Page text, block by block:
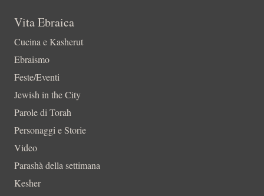
Vita Ebraica
Cucina e Kasherut
Ebraismo
Feste/Eventi
Jewish in the City
Parole di Torah
Personaggi e Storie
Video
Parashà della settimana
Kesher